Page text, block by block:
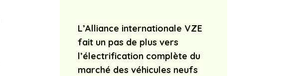
L’Alliance internationale VZE
fait un pas de plus vers
l’électrification complète du
marché des véhicules neufs